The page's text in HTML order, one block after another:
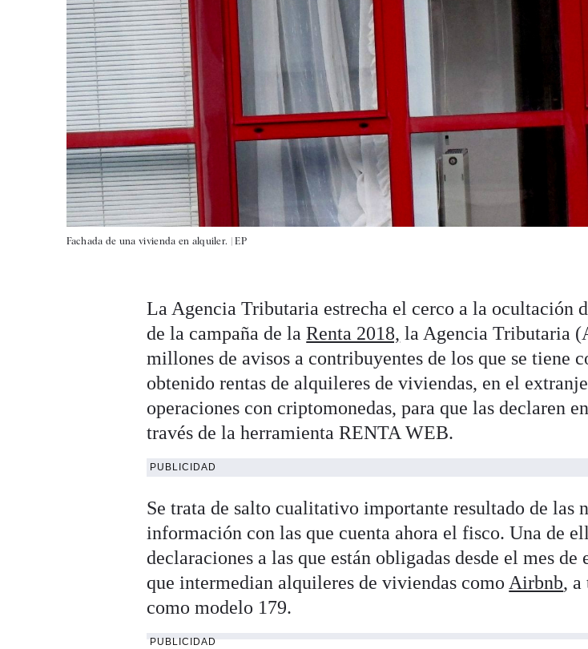
Fachada de una vivienda en alquiler. |EP
La Agencia Tributaria estrecha el cerco a la ocultación
de la campaña de laRenta 2018, la Agencia Tributaria
millones de avisos a contribuyentes de los que se tiene
obtenido rentas de alquileres de viviendas, en el
operaciones con criptomonedas, para que las declaren
través de la herramienta RENTA WEB.
PUBLICIDAD
Se trata de salto cualitativo importante resultado de las
información con las que cuenta ahora el fisco. Una de
declaraciones a las que están obligadas desde el mes de
que intermedian alquileres de viviendas comoAirbnb, a
como modelo 179.
PUBLICIDAD